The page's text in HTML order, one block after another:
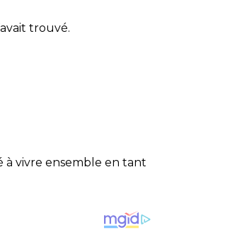
trouvé.
à vivre ensemble en tant